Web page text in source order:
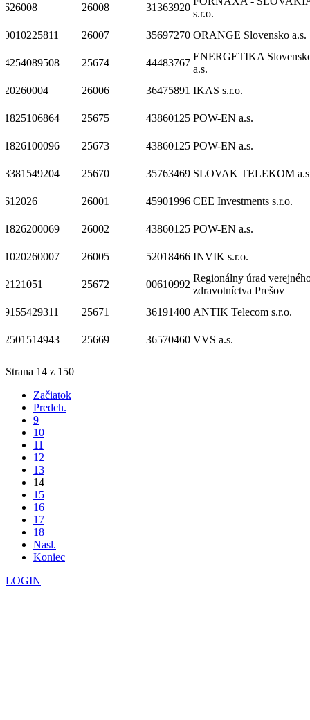
626008 26008 31363920
s.r.o.
0010225811
26007 35697270 ORANGE Slovensko a.s.
4254089508 25674 44483767
ENERGETIKA
a.s.
20260004
26006 36475891 IKAS s.r.o.
1825106864 25675 43860125 POW-EN a.s.
1826100096 25673 43860125 POW-EN a.s.
8381549204 25670 35763469 SLOVAK TELEKOM
612026 26001 45901996 CEE Investments s.r.o.
1826200069 26002 43860125 POW-EN a.s.
1020260007 26005 52018466 INVIK s.r.o.
2121051 25672 00610992
Regionálny úrad
zdravotníctva Prešov
9155429311
25671 36191400 ANTIK Telecom s.r.o.
2501514943 25669 36570460 VVS a.s.
Strana 14 z 150
Začiatok
Predch.
9
10
11
12
13
14
15
16
17
18
Nasl.
Koniec
LOGIN